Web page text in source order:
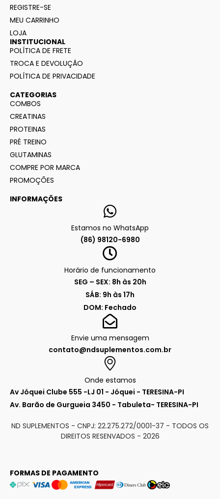
REGISTRE-SE
MEU CARRINHO
LOJA
INSTITUCIONAL
POLÍTICA DE FRETE
TROCA E DEVOLUÇÃO
POLÍTICA DE PRIVACIDADE
CATEGORIAS
COMBOS
CREATINAS
PROTEINAS
PRÉ TREINO
GLUTAMINAS
COMPRE POR MARCA
PROMOÇÕES
INFORMAÇÕES
Estamos no WhatsApp
(86) 98120-6980
Horário de funcionamento
SEG – SEX: 8h às 20h
SÁB: 9h às 17h
DOM: Fechado
Envie uma mensagem
contato@ndsuplementos.com.br
Onde estamos
Av Jóquei Clube 555 -LJ 01 - Jóquei - TERESINA-PI
Av. Barão de Gurgueia 3450 - Tabuleta- TERESINA-PI
ND SUPLEMENTOS - CNPJ: 22.275.272/0001-37 - TODOS OS
DIREITOS RESENVADOS - 2026
FORMAS DE PAGAMENTO